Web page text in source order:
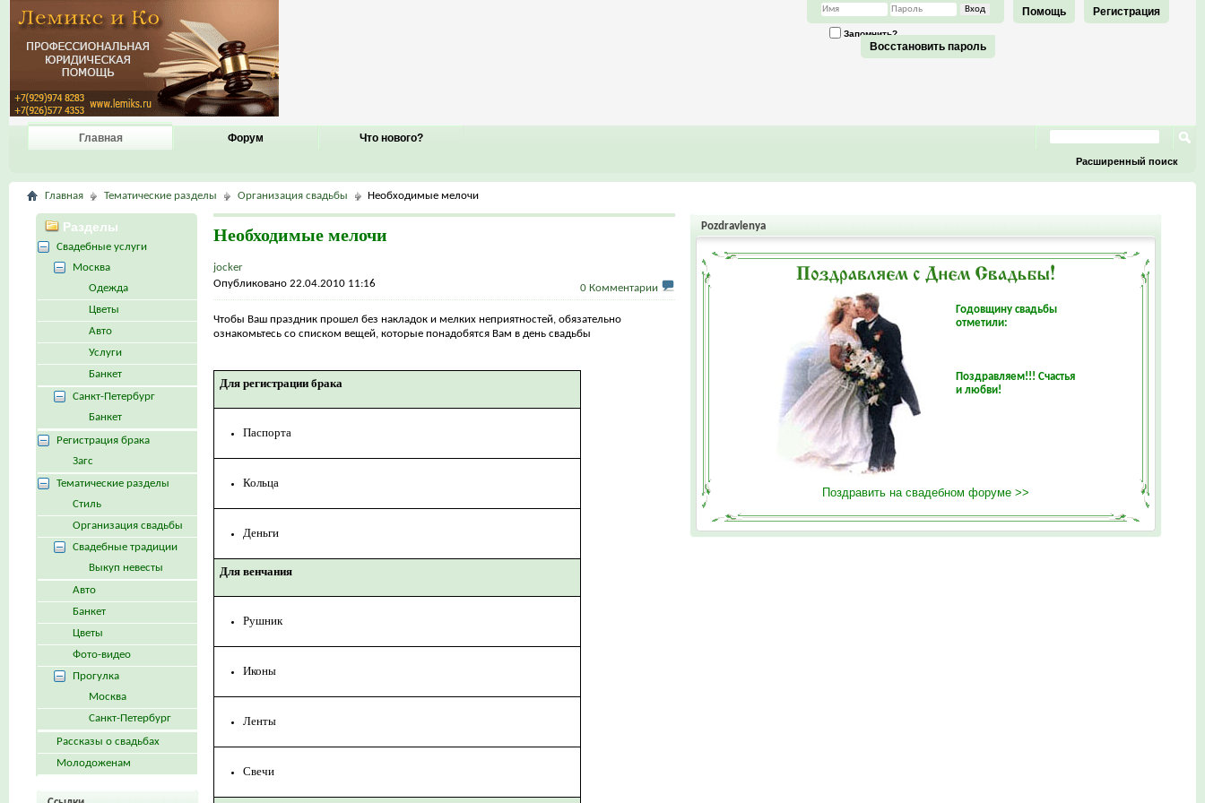
Регистрация
Помощь
Запомнить?
Восстановить пароль
Главная Форум Что нового?
Расширенный поиск
Главная Тематические разделы Организация свадьбы Необходимые мелочи
Необходимые мелочи
jocker
Опубликовано 22.04.2010 11:16
0 Комментарии
Чтобы Ваш праздник прошел без накладок и мелких неприятностей, обязательно
ознакомьтесь со списком вещей, которые понадобятся Вам в день свадьбы
Для регистрации брака
Паспорта
Кольца
Деньги
Для венчания
Рушник
Иконы
Ленты
Свечи
Pozdravlenya
Годовщину свадьбы
отметили:
Поздравляем!!! Счастья
и любви!
Поздравить на свадебном форуме >>
Разделы
Свадебные услуги
Москва
Одежда
Цветы
Авто
Услуги
Банкет
Санкт-Петербург
Банкет
Регистрация брака
Загс
Тематические разделы
Стиль
Организация свадьбы
Свадебные традиции
Выкуп невесты
Авто
Банкет
Цветы
Фото-видео
Прогулка
Москва
Санкт-Петербург
Рассказы о свадьбах
Молодоженам